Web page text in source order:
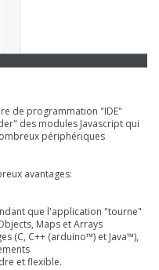
de programmation "IDE"
des modules Javascript qui
périphériques
avantages:
que l'application "tourne"
Maps et Arrays
(C, C++ (arduino™) et Java™),
et flexible.